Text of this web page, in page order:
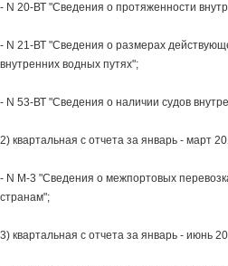
- N 20-ВТ "Сведения о протяженности
- N 21-ВТ "Сведения о размерах
внутренних водных путях";
- N 53-ВТ "Сведения о наличии судов
2) квартальная с отчета за январь - март
- N М-3 "Сведения о межпортовых
странам";
3) квартальная с отчета за январь - июнь